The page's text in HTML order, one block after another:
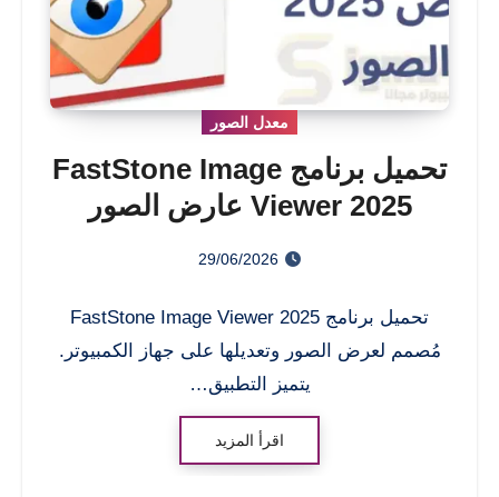
معدل الصور
تحميل برنامج FastStone Image
Viewer 2025 عارض الصور
29/06/2026
تحميل برنامج FastStone Image Viewer 2025
مُصمم لعرض الصور وتعديلها على جهاز الكمبيوتر.
يتميز التطبيق…
اقرأ المزيد